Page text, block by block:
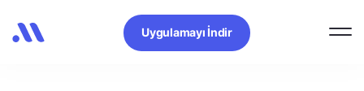
Uygulamayı İndir